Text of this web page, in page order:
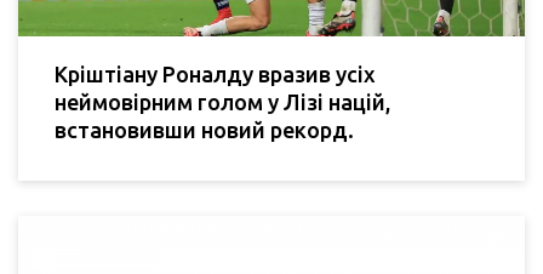
Кріштіану Роналду вразив усіх
неймовірним голом у Лізі націй,
встановивши новий рекорд.